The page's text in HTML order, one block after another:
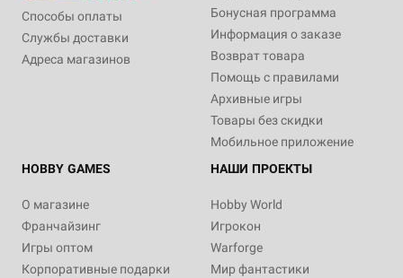
Способы оплаты
Службы доставки
Адреса магазинов
Бонусная программа
Информация о заказе
Возврат товара
Помощь с правилами
Архивные игры
Товары без скидки
Мобильное приложение
HOBBY GAMES
О магазине
Франчайзинг
Игры оптом
Корпоративные подарки
НАШИ ПРОЕКТЫ
Hobby World
Игрокон
Warforge
Мир фантастики